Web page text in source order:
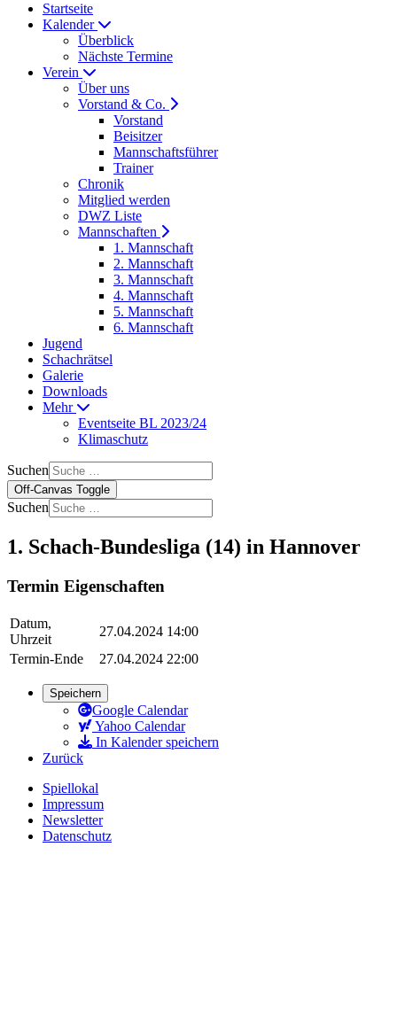
Startseite
Kalender
Überblick
Nächste Termine
Verein
Über uns
Vorstand & Co.
Vorstand
Beisitzer
Mannschaftsführer
Trainer
Chronik
Mitglied werden
DWZ Liste
Mannschaften
1. Mannschaft
2. Mannschaft
3. Mannschaft
4. Mannschaft
5. Mannschaft
6. Mannschaft
Jugend
Schachrätsel
Galerie
Downloads
Mehr
Eventseite BL 2023/24
Klimaschutz
Suchen
Off-Canvas Toggle
Suchen
1. Schach-Bundesliga (14) in Hannover
Termin Eigenschaften
Datum,
Uhrzeit
27.04.2024 14:00
Termin-Ende
27.04.2024 22:00
Speichern
Google Calendar
Yahoo Calendar
In Kalender speichern
Zurück
Spiellokal
Impressum
Newsletter
Datenschutz